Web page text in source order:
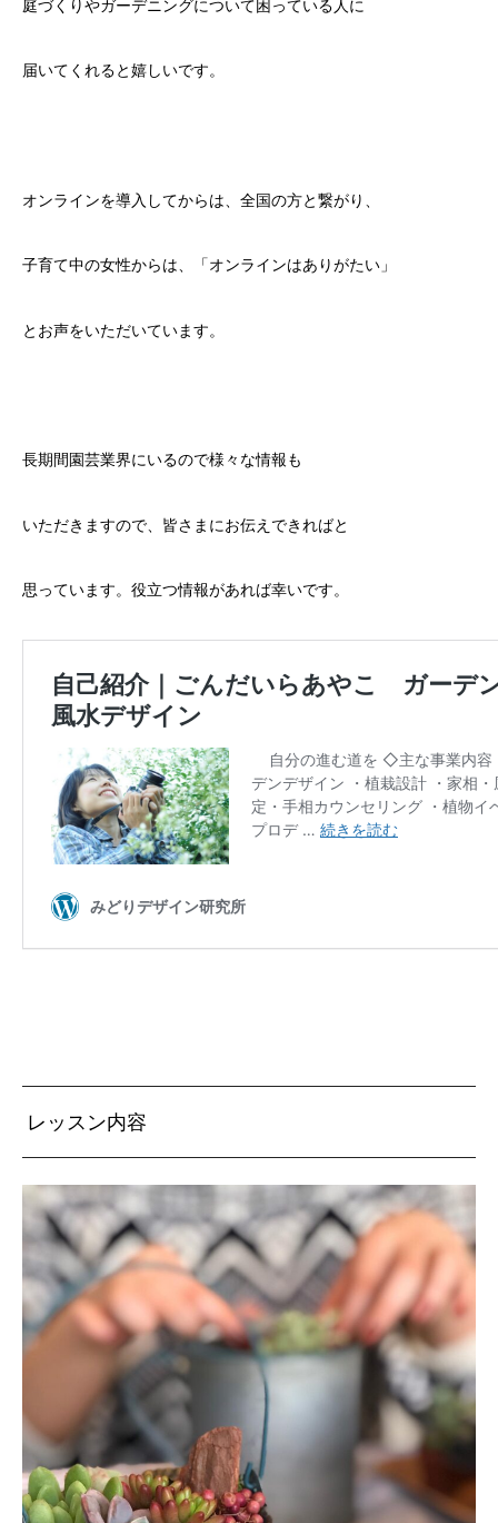
庭づくりやガーデニングについて困っている人に
届いてくれると嬉しいです。
オンラインを導入してからは、全国の方と繋がり、
子育て中の女性からは、「オンラインはありがたい」
とお声をいただいています。
長期間園芸業界にいるので様々な情報も
いただきますので、皆さまにお伝えできればと
思っています。 役立つ情報があれば幸いです。
レッスン内容